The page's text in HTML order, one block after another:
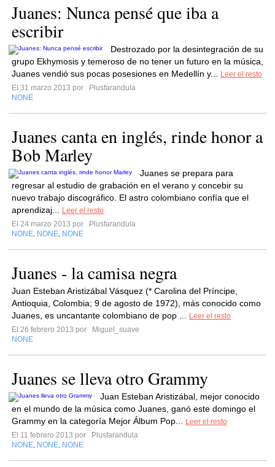
Juanes: Nunca pensé que iba a
escribir
Destrozado por la desintegración de su
grupo Ekhymosis y temeroso de no tener un futuro en la música,
Juanes vendió sus pocas posesiones en Medellín y...
Leer el resto
El 31 marzo 2013 por
Plusfarandula
NONE
Juanes canta en inglés, rinde honor a
Bob Marley
Juanes se prepara para
regresar al estudio de grabación en el verano y concebir su
nuevo trabajo discográfico. El astro colombiano confía que el
aprendizaj...
Leer el resto
El 24 marzo 2013 por
Plusfarandula
NONE NONE NONE
Juanes - la camisa negra
Juan Esteban Aristizábal Vásquez (* Carolina del Príncipe,
Antioquia, Colombia; 9 de agosto de 1972), más conocido como
Juanes, es uncantante colombiano de pop ...
Leer el resto
El 26 febrero 2013 por
Miguel_suave
NONE
Juanes se lleva otro Grammy
Juan Esteban Aristizábal, mejor conocido
en el mundo de la música como Juanes, ganó este domingo el
Grammy en la categoría Mejor Álbum Pop...
Leer el resto
El 11 febrero 2013 por
Plusfarandula
NONE NONE NONE